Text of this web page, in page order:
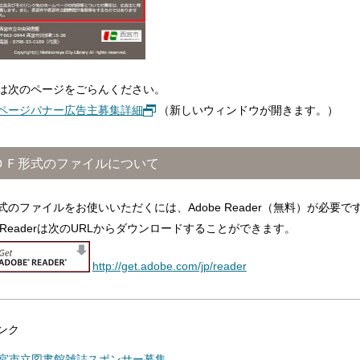
次のページをごらんください。
ージバナー広告主募集詳細
（新しいウィンドウが開きます。）
Ｆ形式のファイルについて
のファイルをお使いいただくには、Adobe Reader（無料）が必要で
は次のURLからダウンロードすることができます。
http://get.adobe.com/jp/reader
ク